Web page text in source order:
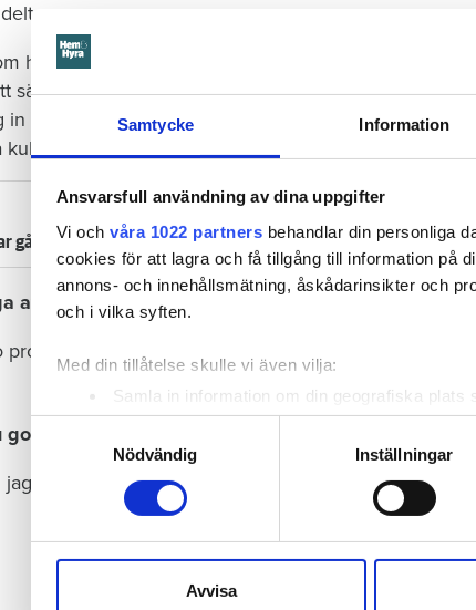
Samtycke Information
Ansvarsfull användning av dina uppgifter
Vi och våra 1022 partners behandlar din personliga
cookies för att lagra och få tillgång till information på
annons- och innehållsmätning, åskådarinsikter och
och i vilka syften.
Med din tillåtelse skulle vi även vilja:
Samla in information om din geografiska plats
Identifiera din enhet genom att aktivt skanna
Ta reda på mer om hur dina personliga uppgifter
eller dra tillbaka ditt samtycke när som helst från
sociala medier och analysera vår trafik. Vi
till de sociala medier och annons- och analysföretag
Nödvändig
Inställningar
Avvisa
har vi ett samarbete med föreningarna som heter
sänka trösklarna in i föreningslivet. Att få barn och
in i idrottsklubbarna att hitta dit och känna sig
kulturer och från socialgrupper där idrottsaktiviteter
går till elitklubben
av era hyresgäster får direkt nytta av att ni
procent av golfklubbens medlemmar bor i våra
själv?
är ingen vidare bra spelare.